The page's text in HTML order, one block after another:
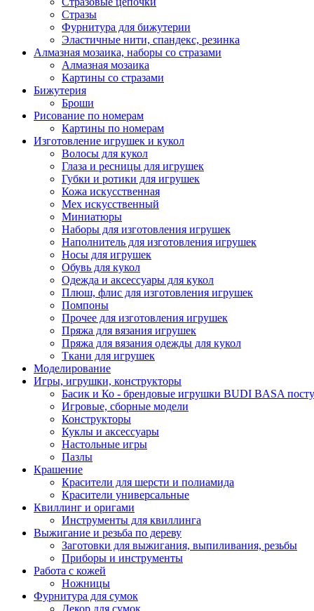
Стразы
Фурнитура для бижутерии
Эластичные нити, спандекс, резинка
Алмазная мозаика, наборы со стразами
Алмазная мозаика
Картины co стразами
Бижутерия
Броши
Рисование по номерам
Картины по номерам
Изготовление игрушек и кукол
Волосы для кукол
Глаза и ресницы для игрушек
Губки и ротики для игрушек
Кожа искусственная
Мех искусственный
Миниатюры
Наборы для изготовления игрушек
Наполнитель для изготовления игрушек
Носы для игрушек
Обувь для кукол
Одежда и аксессуары для кукол
Плюш, флис для изготовления игрушек
Помпоны
Прочее для изготовления игрушек
Пряжа для вязания игрушек
Пряжа для вязания одежды для кукол
Ткани для игрушек
Моделирование
Игры, игрушки, конструкторы
Басик и Ко - брендовые игрушки BUDI BASA
Игровые, сборные модели
Конструкторы
Куклы и аксессуары
Настольные игры
Пазлы
Крашение
Красители для шерсти и полиамида
Красители универсальные
Квиллинг и оригами
Инструменты для квиллинга
Выжигание и резьба по дереву
Заготовки для выжигания, выпиливания, резьбы
Приборы и инструменты
Работа с кожей
Ножницы
Фурнитура для сумок
Декор для сумок